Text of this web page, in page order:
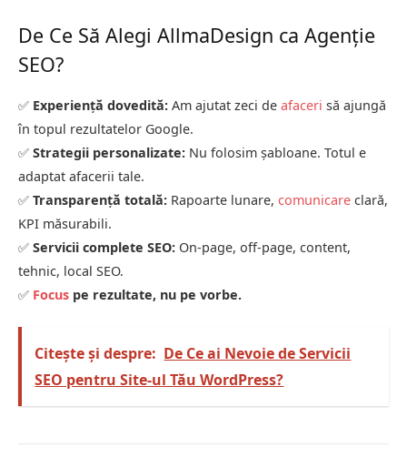
De Ce Să Alegi AllmaDesign ca Agenție
SEO?
✅ Experiență dovedită: Am ajutat zeci de afaceri să ajungă
în topul rezultatelor Google.
✅ Strategii personalizate: Nu folosim șabloane. Totul e
adaptat afacerii tale.
✅ Transparență totală: Rapoarte lunare, comunicare clară,
KPI măsurabili.
✅ Servicii complete SEO: On-page, off-page, content,
tehnic, local SEO.
✅ Focus pe rezultate, nu pe vorbe.
Citește și despre: De Ce ai Nevoie de Servicii
SEO pentru Site-ul Tău WordPress?